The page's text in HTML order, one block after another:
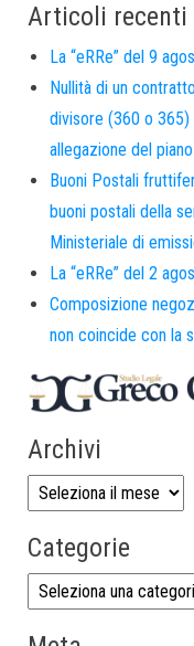
Articoli recenti
La “eRRe” del 9
Nullità di un
divisore (360 o 365)
allegazione del
Buoni Postali
buoni postali della
Ministeriale di
La “eRRe” del 2
Composizione
non coincide con la
Archivi
Categorie